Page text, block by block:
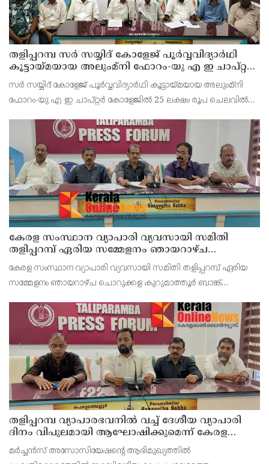
തളിപ്പറമ്പ സർ സയ്യിദ് കോളേജ് പൂർവ്വവിദ്യാർഥി
കൂട്ടായ്മയായ അലുംമ്നി ഫോറം-യു എ ഇ ചാപ്റ്റർ
25 ലക്ഷം രൂപ ചെലവിൽ നിർമ്മിച്ച പ്രധാന
കവാടത്തിന്റെ ഉദ്ഘാടനം തിങ്കളാഴ്ച നടക്കും
സർ സയ്യിദ് കോളേജ് പൂർവ്വവിദ്യാർഥി കൂട്ടായ്മയായ അലുംമ്നി
ഫോറം-യു എ ഇ ചാപ്റ്റർ കോളേജിൽ 25 ലക്ഷം രൂപ ചെലവിൽ
നടക്കും.കോളേജിന്റെ പൂർവ്വ വിദ്യാർത്ഥി കൂടിയ
കേരള സംസ്ഥാന വ്യാപാരി വ്യവസായി സമിതി
തളിപ്പറമ്പ് ഏരിയ സമ്മേളനം ഞായറാഴ്ച
ചൊറുക്കള കുറുമാത്തൂർ ബാങ്ക് ഓഡിറ്റൊറിയത്തിൽ
നടക്കും
കേരള സംസ്ഥാന വ്യാപാരി വ്യവസായി സമിതി തളിപ്പറമ്പ് ഏരിയ
സമ്മേളനം ഞായറാഴ്ച ചൊറുക്കള കുറുമാത്തൂർ ബാങ്ക്
കെ വിജയൻ ഉദ്ഘാടനം ചെയ്യുമെന്ന് ഭാരവാഹികൾ വ
തളിപ്പറമ്പ വ്യാപാരഭവനിൽ വച്ച് ദേശീയ വ്യാപാരി
ദിനം വിപുലമായി ആഘോഷിക്കുമെന്ന് കേരള
വ്യാപാരി വ്യവസായി ഏകോപന സമിതി തളിപ്പറമ്പ്
യൂണിറ്റ് ഭാരവാഹികൾ
മർച്ചൻസ് അസോസിയേഷന്റെ ആഭിമുഖ്യത്തിൽ